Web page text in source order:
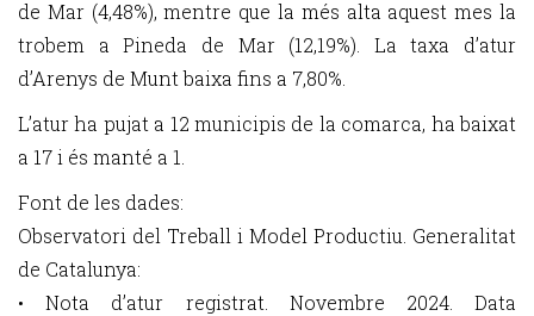
de Mar (4,48%), mentre que la més alta aquest mes la
trobem a Pineda de Mar (12,19%). La taxa d’atur
d’Arenys de Munt baixa fins a 7,80%.
L’atur ha pujat a 12 municipis de la comarca, ha baixat
a 17 i és manté a 1.
Font de les dades:
Observatori del Treball i Model Productiu. Generalitat
de Catalunya:
• Nota d’atur registrat. Novembre 2024. Data